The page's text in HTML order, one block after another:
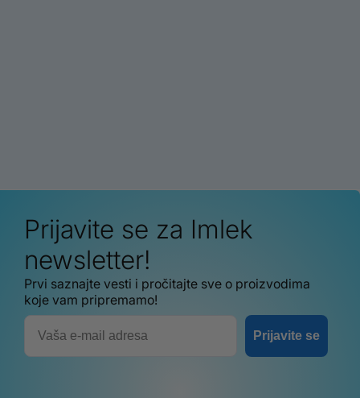
Prijavite se za Imlek
newsletter!
Prvi saznajte vesti i pročitajte sve o proizvodima
koje vam pripremamo!
Email
Prijavite se